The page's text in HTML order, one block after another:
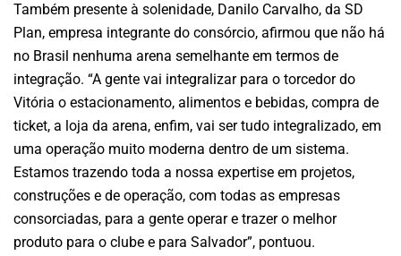
Também presente à solenidade, Danilo Carvalho, da SD
Plan, empresa integrante do consórcio, afirmou que não há
no Brasil nenhuma arena semelhante em termos de
integração. “A gente vai integralizar para o torcedor do
Vitória o estacionamento, alimentos e bebidas, compra de
ticket, a loja da arena, enfim, vai ser tudo integralizado, em
uma operação muito moderna dentro de um sistema.
Estamos trazendo toda a nossa expertise em projetos,
construções e de operação, com todas as empresas
consorciadas, para a gente operar e trazer o melhor
produto para o clube e para Salvador”, pontuou.